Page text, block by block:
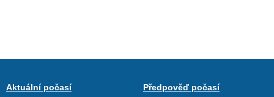
Aktuální počasí
Předpověď počasí